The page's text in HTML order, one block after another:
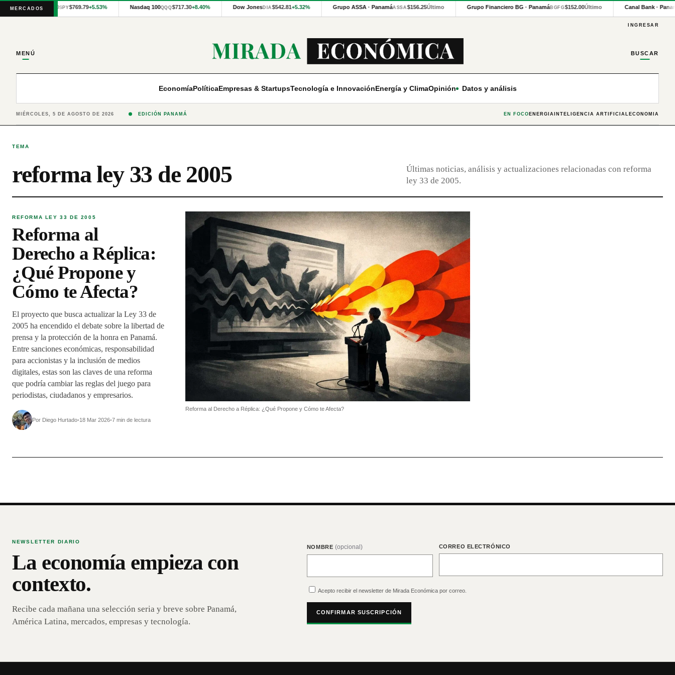
MERCADOSS&P 500 SPY$769.79+5.53% Nasdaq 100QQQ$717.30+8.40% Dow JonesDIA$542.81+5.32% Grupo ASSA · PanamáASSA$156.25Último Grupo Financiero BG · PanamáBGFG$152.00Último Canal Bank ·
Cotizaciones
Modeling
Latinex
INGRESAR
MENÚ BUSCAR
EconomíaPolíticaEmpresas & StartupsTecnología e InnovaciónEnergía y ClimaOpinión Datos y análisis
MIÉRCOLES, 5 DE AGOSTO DE 2026 EDICIÓN PANAMÁ EN FOCO ENERGÍA INTELIGENCIA ARTIFICIAL ECONOMÍA
TEMA
reforma ley 33 de 2005
Últimas noticias, análisis y actualizaciones relacionadas con reforma
ley 33 de 2005.
REFORMA LEY 33 DE 2005
Reforma al
Derecho a Réplica:
¿Qué Propone y
Cómo te Afecta?
El proyecto que busca actualizar la Ley 33 de
2005 ha encendido el debate sobre la libertad de
prensa y la protección de la honra en Panamá.
Entre sanciones económicas, responsabilidad
para accionistas y la inclusión de medios
digitales, estas son las claves de una reforma
que podría cambiar las reglas del juego para
periodistas, ciudadanos y empresarios.
Por Diego Hurtado•18 Mar 2026•7 min de lectura
Reforma al Derecho a Réplica: ¿Qué Propone y Cómo te Afecta?
NEWSLETTER DIARIO
La economía empieza con
contexto.
Recibe cada mañana una selección seria y breve sobre Panamá,
América Latina, mercados, empresas y tecnología.
NOMBRE (opcional) CORREO ELECTRÓNICO
Acepto recibir el newsletter de Mirada Económica por correo.
CONFIRMAR SUSCRIPCIÓN